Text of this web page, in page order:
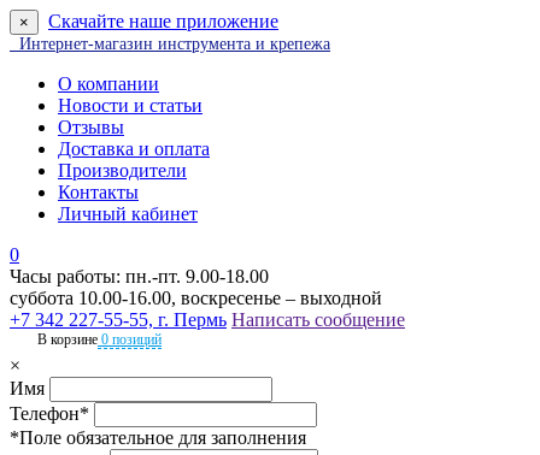
× Скачайте наше приложение
Интернет-магазин инструмента и крепежа
О компании
Новости и статьи
Отзывы
Доставка и оплата
Производители
Контакты
Личный кабинет
0
Часы работы: пн.-пт. 9.00-18.00
суббота 10.00-16.00, воскресенье – выходной
+7 342 227-55-55, г. Пермь Написать сообщение
В корзине 0 позиций
×
Имя
Телефон*
*Поле обязательное для заполнения